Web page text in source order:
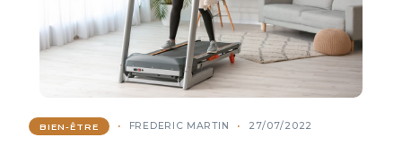
BIEN-ÊTRE FREDERIC MARTIN 27/07/2022